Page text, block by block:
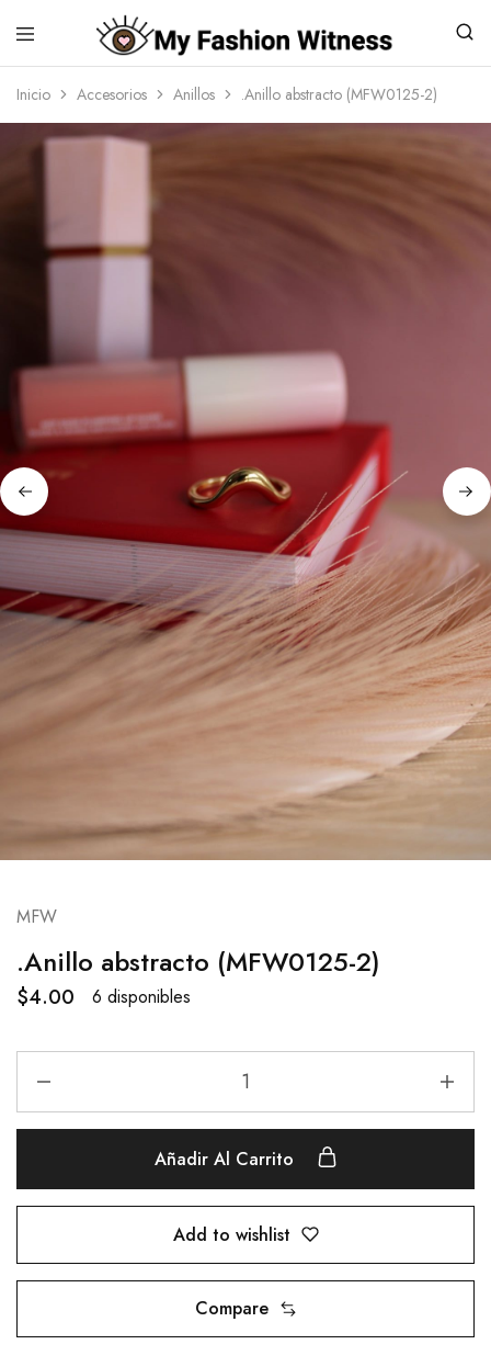
Inicio Accesorios Anillos .Anillo abstracto (MFW0125-2)
MFW
.Anillo abstracto (MFW0125-2)
$4.00 6 disponibles
Añadir Al Carrito
Add to wishlist
Compare